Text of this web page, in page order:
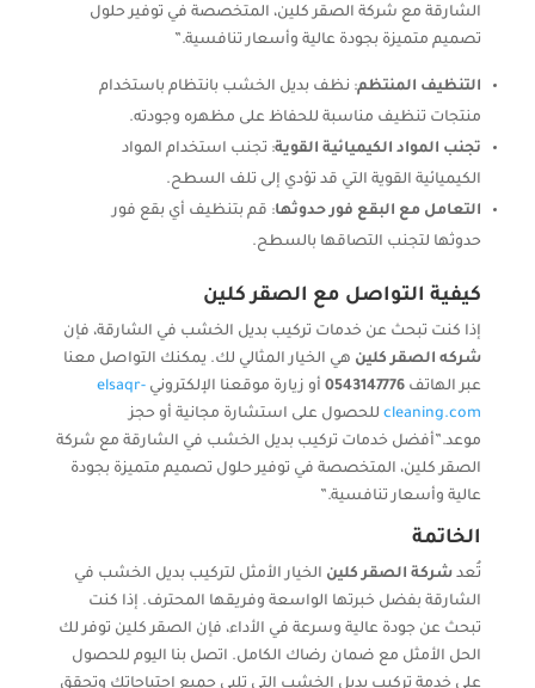
الشارقة مع شركة الصقر كلين، المتخصصة في توفير حلول
تصميم متميزة بجودة عالية وأسعار تنافسية.”
التنظيف المنتظم: نظف بديل الخشب بانتظام باستخدام
منتجات تنظيف مناسبة للحفاظ على مظهره وجودته.
تجنب المواد الكيميائية القوية: تجنب استخدام المواد
الكيميائية القوية التي قد تؤدي إلى تلف السطح.
التعامل مع البقع فور حدوثها: قم بتنظيف أي بقع فور
حدوثها لتجنب التصاقها بالسطح.
كيفية التواصل مع الصقر كلين
إذا كنت تبحث عن خدمات تركيب بديل الخشب في الشارقة، فإن
شركه الصقر كلين هي الخيار المثالي لك. يمكنك التواصل معنا
عبر الهاتف 0543147776أو زيارة موقعنا الإلكتروني elsaqr-
cleaning.comللحصول على استشارة مجانية أو حجز
موعد.”أفضل خدمات تركيب بديل الخشب في الشارقة مع شركة
الصقر كلين، المتخصصة في توفير حلول تصميم متميزة بجودة
عالية وأسعار تنافسية.”
الخاتمة
تُعد شركة الصقر كلين الخيار الأمثل لتركيب بديل الخشب في
الشارقة بفضل خبرتها الواسعة وفريقها المحترف. إذا كنت
تبحث عن جودة عالية وسرعة في الأداء، فإن الصقر كلين توفر لك
الحل الأمثل مع ضمان رضاك الكامل. اتصل بنا اليوم للحصول